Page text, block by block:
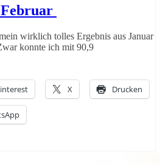
wirklich tolles Ergebnis aus Januar
konnte ich mit 90,9
X Drucken